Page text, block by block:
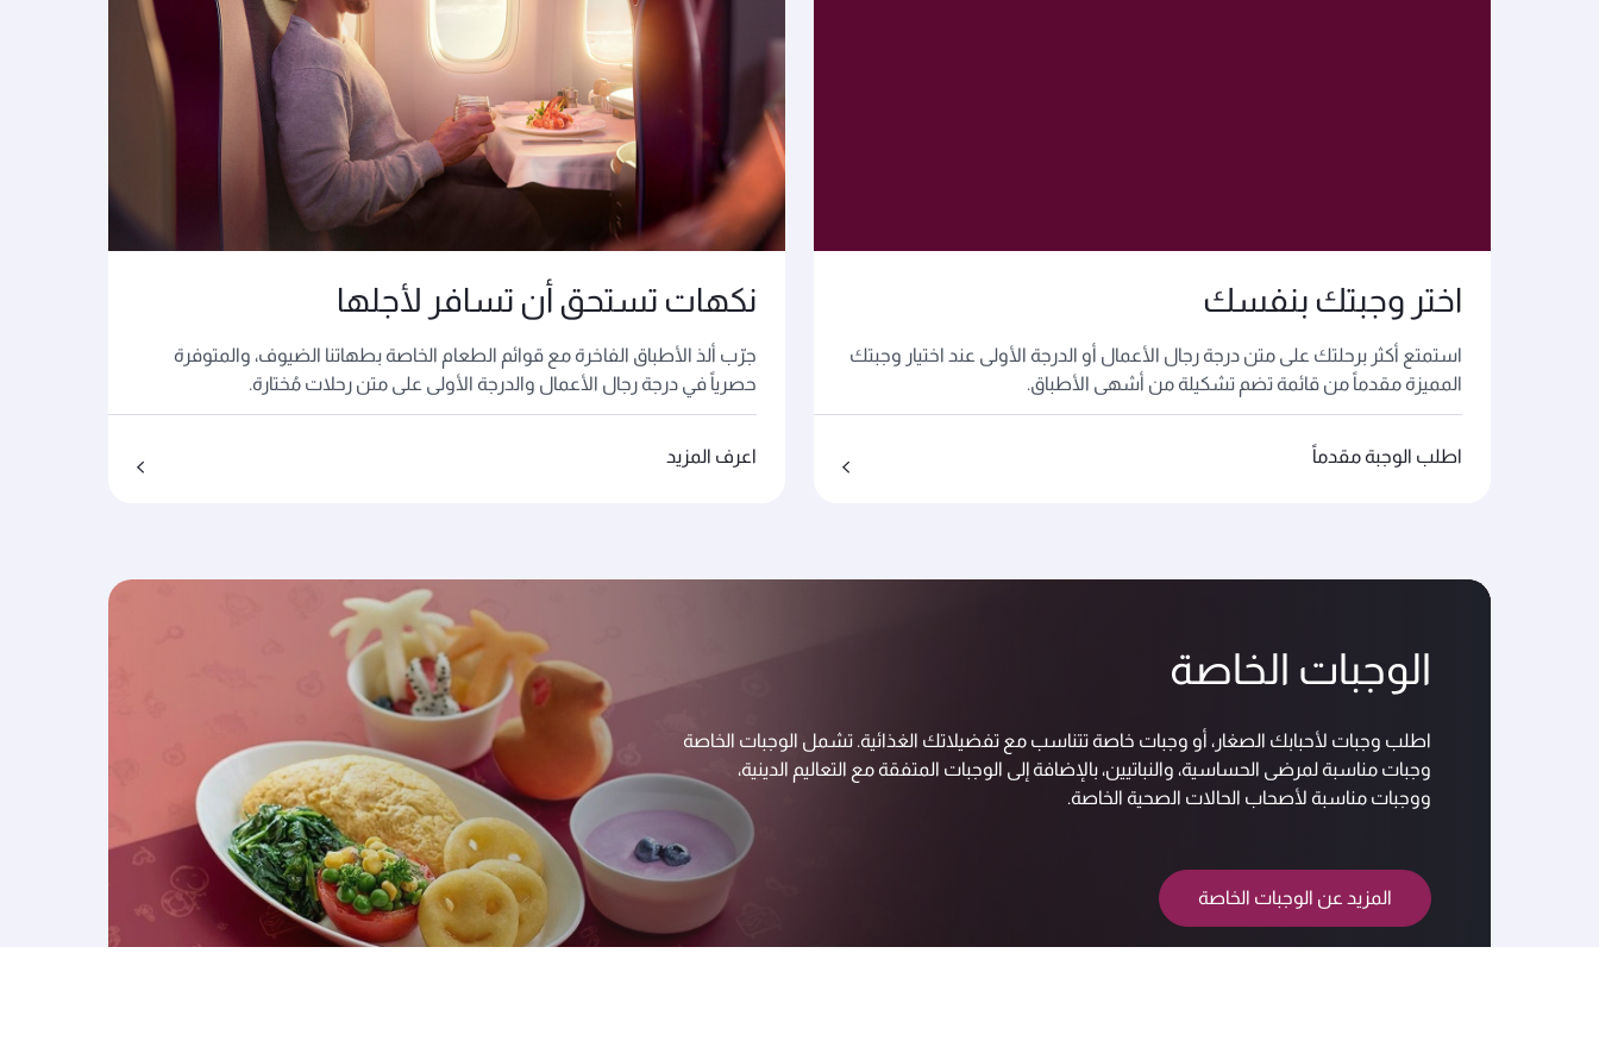
اختر وجبتك بنفسك
استمتع أكثر برحلتك على متن درجة رجال الأعمال أو الدرجة الأولى عند اختيار وجبتك
المميزة مقدماً من قائمة تضم تشكيلة من أشهى الأطباق.
اطلب الوجبة مقدماً
نكهات تستحق أن تسافر لأجلها
جرّب ألذ الأطباق الفاخرة مع قوائم الطعام الخاصة بطهاتنا الضيوف، والمتوفرة
حصرياً في درجة رجال الأعمال والدرجة الأولى على متن رحلات مُختارة.
اعرف المزيد
الوجبات الخاصة
اطلب وجبات لأحبابك الصغار، أو وجبات خاصة تتناسب مع تفضيلاتك الغذائية. تشمل الوجبات الخاصة
وجبات مناسبة لمرضى الحساسية، والنباتيين، بالإضافة إلى الوجبات المتفقة مع التعاليم الدينية،
ووجبات مناسبة لأصحاب الحالات الصحية الخاصة.
المزيد عن الوجبات الخاصة